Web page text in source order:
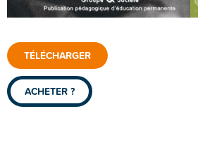
TÉLÉCHARGER
ACHETER ?